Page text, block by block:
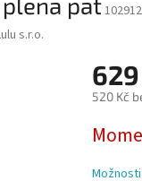
102912
s.r.o.
520 Kč
cena: